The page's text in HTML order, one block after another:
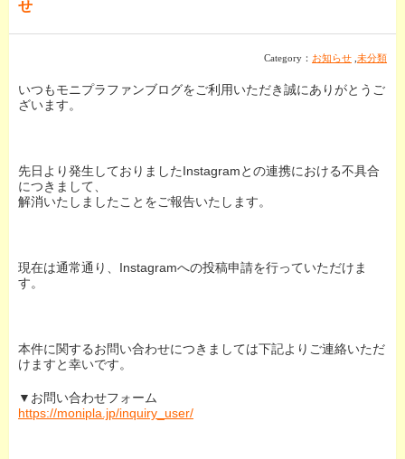
せ
Category： お知らせ 未分類
いつもモニプラファンブログをご利用いただき誠にありがとうご
ざいます。
先日より発生しておりましたInstagramとの連携における不具合
につきまして、
解消いたしましたことをご報告いたします。
現在は通常通り、Instagramへの投稿申請を行っていただけま
す。
本件に関するお問い合わせにつきましては下記よりご連絡いただ
けますと幸いです。
▼お問い合わせフォーム
https://monipla.jp/inquiry_user/